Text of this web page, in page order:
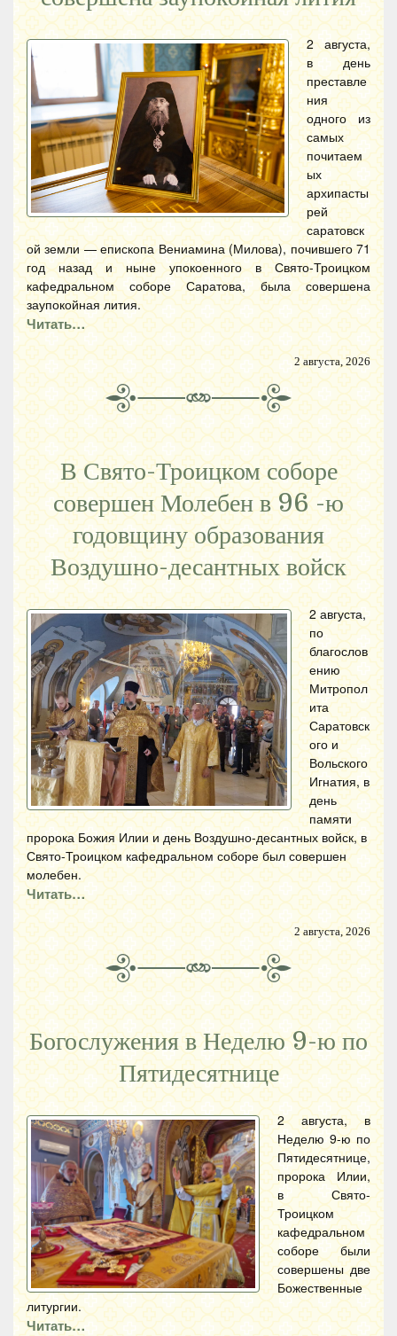
2 августа,
в день
преставле
ния
одного из
самых
почитаем
ых
архипасты
рей
саратовск
ой земли — епископа Вениамина (Милова), почившего 71
год назад и ныне упокоенного в Свято-Троицком
кафедральном соборе Саратова, была совершена
заупокойная лития.
Читать…
2 августа, 2026
В Свято-Троицком соборе
совершен Молебен в 96 -ю
годовщину образования
Воздушно-десантных войск
2 августа,
по
благослов
ению
Митропол
ита
Саратовск
ого и
Вольского
Игнатия, в
день
памяти
пророка Божия Илии и день Воздушно-десантных войск, в
Свято-Троицком кафедральном соборе был совершен
молебен.
Читать…
2 августа, 2026
Богослужения в Неделю 9-ю по
Пятидесятнице
2 августа, в
Неделю 9-ю по
Пятидесятнице,
пророка Илии,
в Свято-
Троицком
кафедральном
соборе были
совершены две
Божественные
литургии.
Читать…